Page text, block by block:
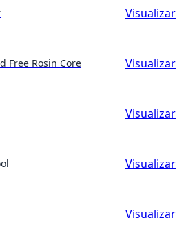
Visualizar
Free Rosin Core Visualizar
Visualizar
Visualizar
Visualizar